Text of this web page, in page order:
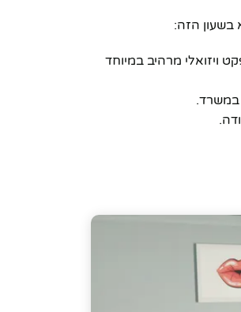
בשעון הזה:
ויזואלי מרהיב במיוחד